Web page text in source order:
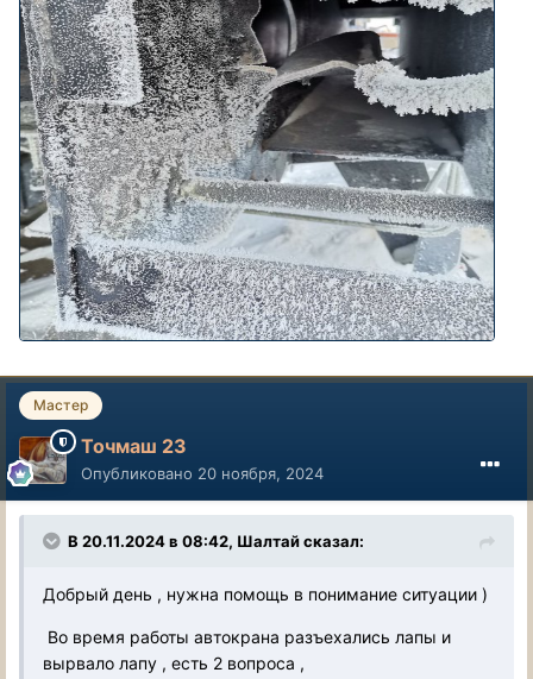
Мастер
Точмаш 23
Опубликовано 20 ноября, 2024
В 20.11.2024 в 08:42, Шалтайсказал:
Добрый день , нужна помощь в понимание ситуации )
Во время работы автокрана разъехались лапы и
вырвало лапу , есть 2 вопроса ,